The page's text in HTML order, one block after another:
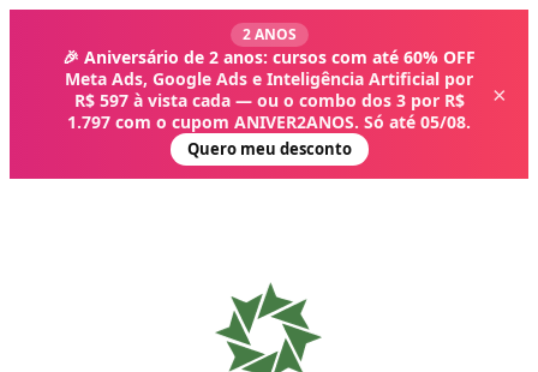
2 ANOS
🎉 Aniversário de 2 anos: cursos com até 60% OFF
Meta Ads, Google Ads e Inteligência Artificial por
R$ 597 à vista cada — ou o combo dos 3 por R$
1.797 com o cupom ANIVER2ANOS. Só até 05/08.
Quero meu desconto
×